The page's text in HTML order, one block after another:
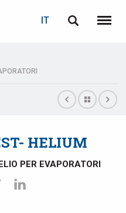
IT
Menu
HELIUM
PER EVAPORATORI